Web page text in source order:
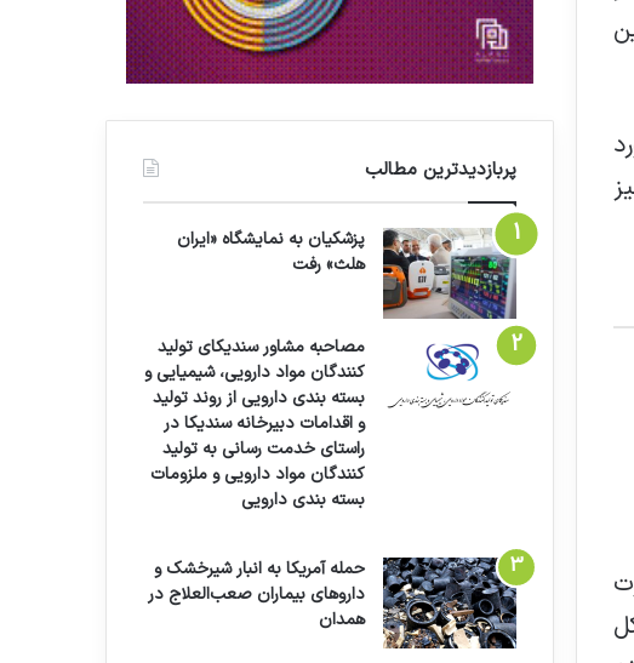
کل
پربازدیدترین مطالب
پزشکیان به نمایشگاه «ایران
هلث» رفت
مصاحبه مشاور سندیکای تولید
کنندگان مواد دارویی، شیمیایی و
بسته بندی دارویی از روند تولید
و اقدامات دبیرخانه سندیکا در
راستای خدمت رسانی به تولید
کنندگان مواد دارویی و ملزومات
بسته بندی دارویی
حمله آمریکا به انبار شیرخشک و
داروهای بیماران صعب‌العلاج در
همدان